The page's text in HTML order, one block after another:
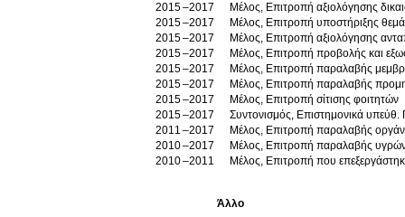
2015
2017
Μέλος, Επιτροπή αξιολόγησης
2015
2017
Μέλος, Επιτροπή υποστήριξης
2015
2017
Μέλος, Επιτροπή αξιολόγησης
2015
2017
Μέλος, Επιτροπή προβολής και
2015
2017
Μέλος, Επιτροπή παραλαβής
2015
2017
Μέλος, Επιτροπή παραλαβής
2015
2017
Μέλος, Επιτροπή σίτισης φοιτητών
2015
2017
2011
2017
Μέλος, Επιτροπή παραλαβής
2010
2017
Μέλος, Επιτροπή παραλαβής
2010
2011 Μέλος, Επιτροπή που
Άλλο